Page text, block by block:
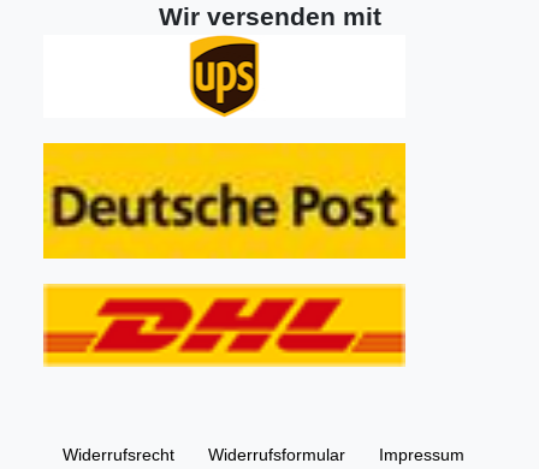
Wir versenden mit
Widerrufs­recht Widerrufs­formular Impressum